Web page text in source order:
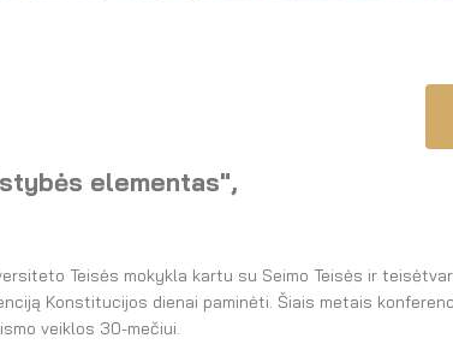
elementas",
Teisės mokykla kartu su Seimo Teisės ir
Konstitucijos dienai paminėti. Šiais metais
veiklos 30-mečiui.